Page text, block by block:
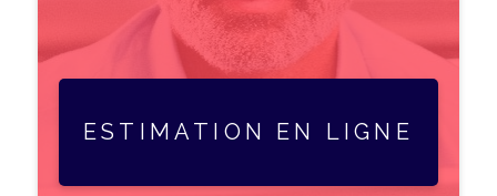
ESTIMATION EN LIGNE